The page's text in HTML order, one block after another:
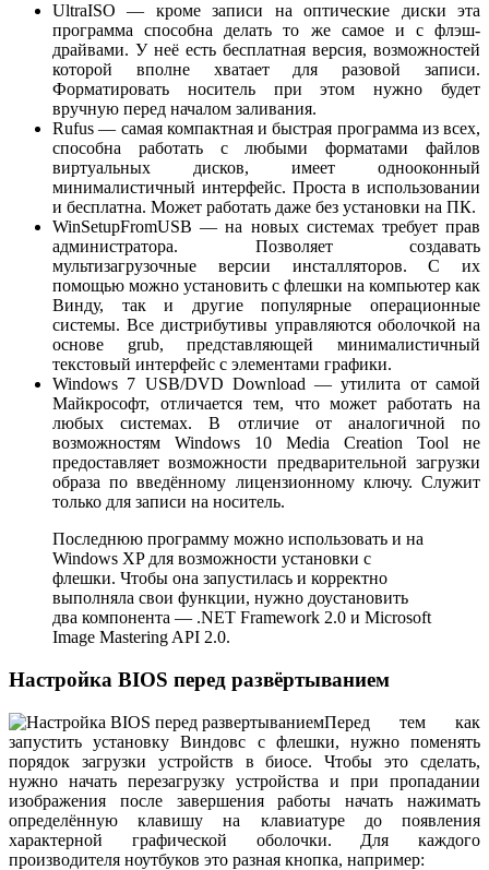
UltraISO — кроме записи на оптические диски эта
программа способна делать то же самое и с флэш-
драйвами. У неё есть бесплатная версия, возможностей
которой вполне хватает для разовой записи.
Форматировать носитель при этом нужно будет
вручную перед началом заливания.
Rufus — самая компактная и быстрая программа из всех,
способна работать с любыми форматами файлов
виртуальных дисков, имеет однооконный
минималистичный интерфейс. Проста в использовании
и бесплатна. Может работать даже без установки на ПК.
WinSetupFromUSB — на новых системах требует прав
администратора. Позволяет создавать
мультизагрузочные версии инсталляторов. С их
помощью можно установить с флешки на компьютер как
Винду, так и другие популярные операционные
системы. Все дистрибутивы управляются оболочкой на
основе grub, представляющей минималистичный
текстовый интерфейс с элементами графики.
Windows 7 USB/DVD Download — утилита от самой
Майкрософт, отличается тем, что может работать на
любых системах. В отличие от аналогичной по
возможностям Windows 10 Media Creation Tool не
предоставляет возможности предварительной загрузки
образа по введённому лицензионному ключу. Служит
только для записи на носитель.
Последнюю программу можно использовать и на
Windows XP для возможности установки с
флешки. Чтобы она запустилась и корректно
выполняла свои функции, нужно доустановить
два компонента — .NET Framework 2.0 и Microsoft
Image Mastering API 2.0.
Настройка BIOS перед развёртыванием
Перед тем как
запустить установку Виндовс с флешки, нужно поменять
порядок загрузки устройств в биосе. Чтобы это сделать,
нужно начать перезагрузку устройства и при пропадании
изображения после завершения работы начать нажимать
определённую клавишу на клавиатуре до появления
характерной графической оболочки. Для каждого
производителя ноутбуков это разная кнопка, например: